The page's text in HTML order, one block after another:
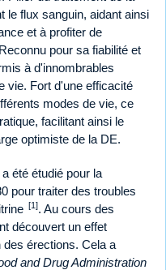
le flux sanguin, aidant ainsi
et à profiter de
pour sa fiabilité et
à d'innombrables
vie. Fort d'une efficacité
modes de vie, ce
facilitant ainsi le
optimiste de la DE.
été étudié pour la
pour traiter des troubles
[1]. Au cours des
découvert un effet
des érections. Cela a
and Drug Administration